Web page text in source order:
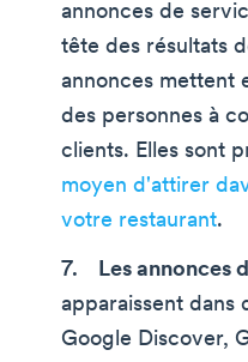
annonces de
tête des résultats
annonces mettent
des personnes à
clients. Elles sont
moyen d'attirer
votre restaurant.
Les annonces
apparaissent dans
Google Discover,